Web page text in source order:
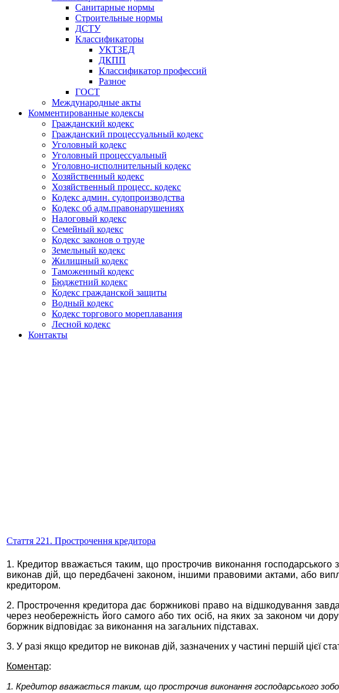
Санитарные нормы
Строительные нормы
ДСТУ
Классификаторы
УКТЗЕД
ДКПП
Классификатор профессий
Разное
ГОСТ
Международные акты
Комментированные кодексы
Гражданский кодекс
Гражданский процессуальный кодекс
Уголовный кодекс
Уголовный процессуальный
Уголовно-исполнительный кодекс
Хозяйственный кодекс
Хозяйственный процесс. кодекс
Кодекс админ. судопроизводства
Кодекс об адм.правонарушениях
Налоговый кодекс
Семейный кодекс
Кодекс законов о труде
Земельный кодекс
Жилищный кодекс
Таможенный кодекс
Бюджетний кодекс
Кодекс гражданской защиты
Водный кодекс
Кодекс торгового мореплавания
Лесной кодекс
Контакты
Стаття 221. Прострочення кредитора
1. Кредитор вважається таким, що прострочив виконання
виконав дій, що передбачені законом, іншими правовими актами, або
кредитором.
2. Прострочення кредитора дає боржникові право на відшкодування
через необережність його самого або тих осіб, на яких за законом чи
боржник відповідає за виконання на загальних підставах.
3. У разі якщо кредитор не виконав дій, зазначених у частині першій цієї
Коментар:
1. Кредитор вважається таким, що прострочив виконання господарського